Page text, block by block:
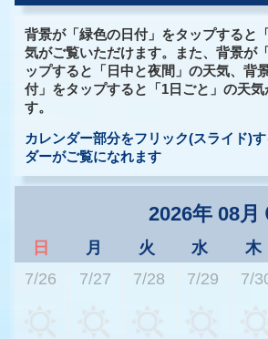
背景が「緑色の日付」をタップすると
気がご覧いただけます。また、背景が
ップすると「日中と夜間」の天気、背
付」をタップすると「1日ごと」の天気
す。
カレンダー部分をフリック(スライド)
ダーがご覧になれます
2026年 08月
日 月 火 水 木
7/26
7/27 7/28 7/29 7/